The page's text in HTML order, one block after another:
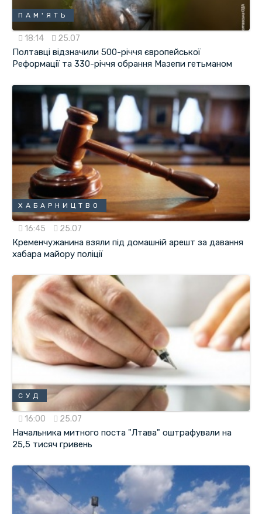
ПАМ'ЯТЬ
18:14 25.07
Полтавці відзначили 500-річчя європейської
Реформації та 330-річчя обрання Мазепи гетьманом
ХАБАРНИЦТВО
16:45 25.07
Кременчужанина взяли під домашній арешт за давання
хабара майору поліції
СУД
16:00 25.07
Начальника митного поста "Лтава" оштрафували на
25,5 тисяч гривень